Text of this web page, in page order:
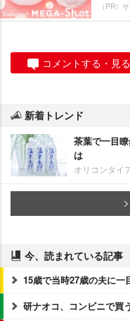
（PR）
コメントする・見る
新着トレンド
茶葉で一目
は
オリコンタイ
今、読まれている記事
15歳で当時27歳の夫に一
研ナオコ、コンビニで買